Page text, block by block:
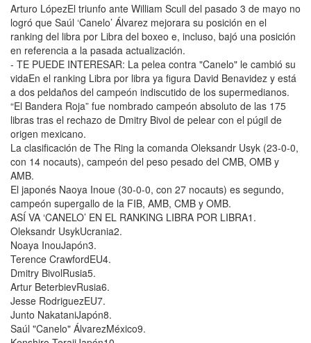
Arturo LópezEl triunfo ante William Scull del pasado 3 de mayo no
logró que Saúl ‘Canelo’ Álvarez mejorara su posición en el
ranking del libra por Libra del boxeo e, incluso, bajó una posición
en referencia a la pasada actualización.
- TE PUEDE INTERESAR: La pelea contra "Canelo" le cambió su
vidaEn el ranking Libra por libra ya figura David Benavidez y está
a dos peldaños del campeón indiscutido de los supermedianos.
“El Bandera Roja” fue nombrado campeón absoluto de las 175
libras tras el rechazo de Dmitry Bivol de pelear con el púgil de
origen mexicano.
La clasificación de The Ring la comanda Oleksandr Usyk (23-0-0,
con 14 nocauts), campeón del peso pesado del CMB, OMB y
AMB.
El japonés Naoya Inoue (30-0-0, con 27 nocauts) es segundo,
campeón supergallo de la FIB, AMB, CMB y OMB.
ASÍ VA ‘CANELO’ EN EL RANKING LIBRA POR LIBRA1.
Oleksandr UsykUcrania2.
Noaya InouJapón3.
Terence CrawfordEU4.
Dmitry BivolRusia5.
Artur BeterbievRusia6.
Jesse RodriguezEU7.
Junto NakataniJapón8.
Saúl "Canelo" ÁlvarezMéxico9.